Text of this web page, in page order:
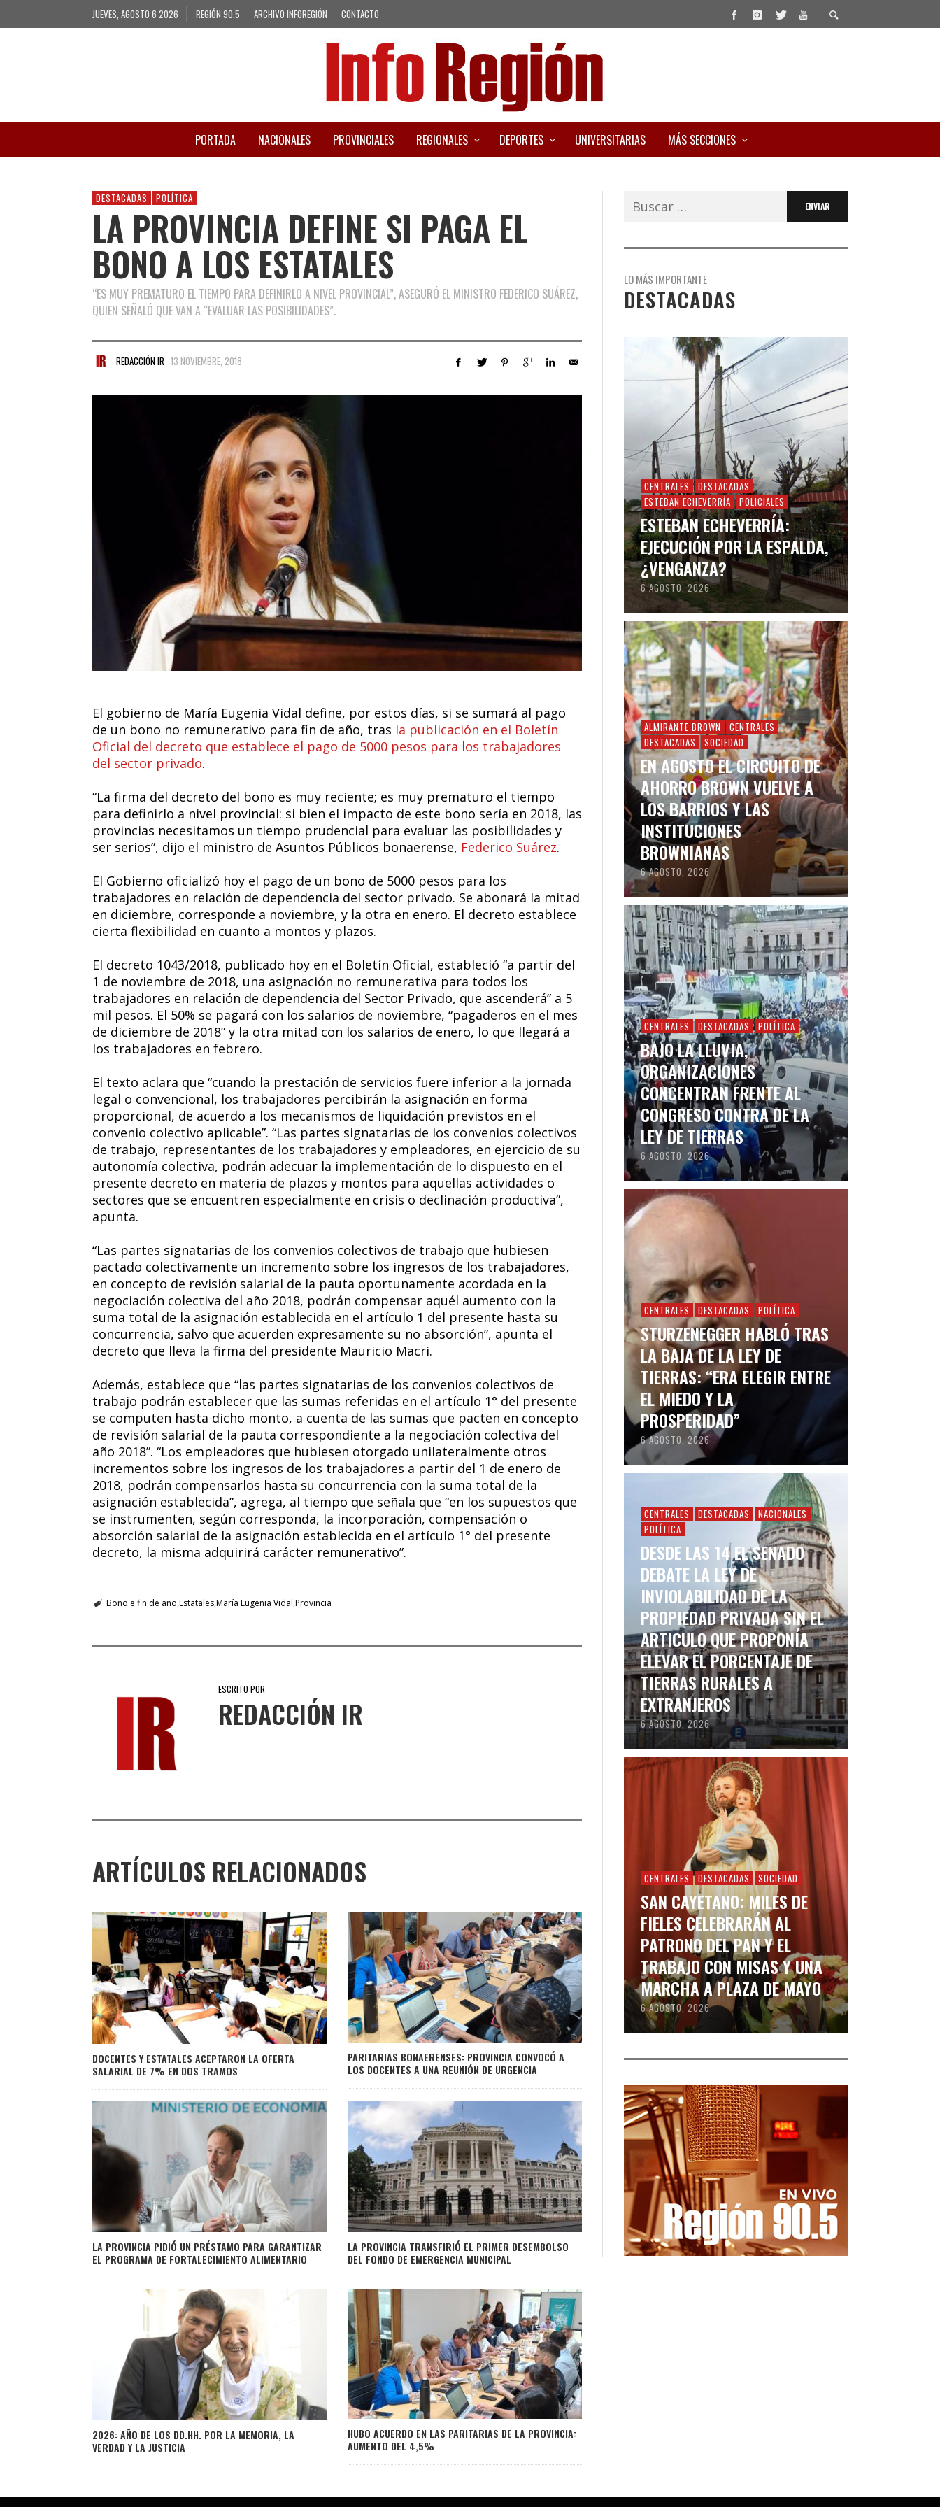
JUEVES, AGOSTO 6 2026 REGIÓN 90.5 ARCHIVO INFOREGIÓN CONTACTO
PORTADA NACIONALES PROVINCIALES REGIONALES DEPORTES UNIVERSITARIAS MÁS SECCIONES
DESTACADAS POLÍTICA
LA PROVINCIA DEFINE SI PAGA EL
BONO A LOS ESTATALES
“ES MUY PREMATURO EL TIEMPO PARA DEFINIRLO A NIVEL PROVINCIAL”, ASEGURÓ EL MINISTRO FEDERICO SUÁREZ,
QUIEN SEÑALÓ QUE VAN A “EVALUAR LAS POSIBILIDADES”.
REDACCIÓN IR 13 NOVIEMBRE, 2018
El gobierno de María Eugenia Vidal define, por estos días, si se sumará al pago
de un bono no remunerativo para fin de año, tras la publicación en el Boletín
Oficial del decreto que establece el pago de 5000 pesos para los trabajadores
del sector privado.
“La firma del decreto del bono es muy reciente; es muy prematuro el tiempo
para definirlo a nivel provincial: si bien el impacto de este bono sería en 2018, las
provincias necesitamos un tiempo prudencial para evaluar las posibilidades y
ser serios”, dijo el ministro de Asuntos Públicos bonaerense, Federico Suárez.
El Gobierno oficializó hoy el pago de un bono de 5000 pesos para los
trabajadores en relación de dependencia del sector privado. Se abonará la mitad
en diciembre, corresponde a noviembre, y la otra en enero. El decreto establece
cierta flexibilidad en cuanto a montos y plazos.
El decreto 1043/2018, publicado hoy en el Boletín Oficial, estableció “a partir del
1 de noviembre de 2018, una asignación no remunerativa para todos los
trabajadores en relación de dependencia del Sector Privado, que ascenderá” a 5
mil pesos. El 50% se pagará con los salarios de noviembre, “pagaderos en el mes
de diciembre de 2018” y la otra mitad con los salarios de enero, lo que llegará a
los trabajadores en febrero.
El texto aclara que “cuando la prestación de servicios fuere inferior a la jornada
legal o convencional, los trabajadores percibirán la asignación en forma
proporcional, de acuerdo a los mecanismos de liquidación previstos en el
convenio colectivo aplicable”. “Las partes signatarias de los convenios colectivos
de trabajo, representantes de los trabajadores y empleadores, en ejercicio de su
autonomía colectiva, podrán adecuar la implementación de lo dispuesto en el
presente decreto en materia de plazos y montos para aquellas actividades o
sectores que se encuentren especialmente en crisis o declinación productiva”,
apunta.
“Las partes signatarias de los convenios colectivos de trabajo que hubiesen
pactado colectivamente un incremento sobre los ingresos de los trabajadores,
en concepto de revisión salarial de la pauta oportunamente acordada en la
negociación colectiva del año 2018, podrán compensar aquél aumento con la
suma total de la asignación establecida en el artículo 1 del presente hasta su
concurrencia, salvo que acuerden expresamente su no absorción”, apunta el
decreto que lleva la firma del presidente Mauricio Macri.
Además, establece que “las partes signatarias de los convenios colectivos de
trabajo podrán establecer que las sumas referidas en el artículo 1° del presente
se computen hasta dicho monto, a cuenta de las sumas que pacten en concepto
de revisión salarial de la pauta correspondiente a la negociación colectiva del
año 2018”. “Los empleadores que hubiesen otorgado unilateralmente otros
incrementos sobre los ingresos de los trabajadores a partir del 1 de enero de
2018, podrán compensarlos hasta su concurrencia con la suma total de la
asignación establecida”, agrega, al tiempo que señala que “en los supuestos que
se instrumenten, según corresponda, la incorporación, compensación o
absorción salarial de la asignación establecida en el artículo 1° del presente
decreto, la misma adquirirá carácter remunerativo”.
Bono e fin de año EstatalesMaría Eugenia Vidal Provincia
ESCRITO POR
REDACCIÓN IR
ARTÍCULOS RELACIONADOS
DOCENTES Y ESTATALES ACEPTARON LA OFERTA
SALARIAL DE 7% EN DOS TRAMOS
PARITARIAS BONAERENSES: PROVINCIA CONVOCÓ A
LOS DOCENTES A UNA REUNIÓN DE URGENCIA
LA PROVINCIA PIDIÓ UN PRÉSTAMO PARA GARANTIZAR
EL PROGRAMA DE FORTALECIMIENTO ALIMENTARIO
LA PROVINCIA TRANSFIRIÓ EL PRIMER DESEMBOLSO
DEL FONDO DE EMERGENCIA MUNICIPAL
2026: AÑO DE LOS DD.HH. POR LA MEMORIA, LA
VERDAD Y LA JUSTICIA
HUBO ACUERDO EN LAS PARITARIAS DE LA PROVINCIA:
AUMENTO DEL 4,5%
Buscar:
LO MÁS IMPORTANTE
DESTACADAS
CENTRALES
DESTACADAS
ESTEBAN ECHEVERRÍA
POLICIALES
ESTEBAN ECHEVERRÍA:
EJECUCIÓN POR LA ESPALDA,
¿VENGANZA?
6 AGOSTO, 2026
ALMIRANTE BROWN
CENTRALES
DESTACADAS
SOCIEDAD
EN AGOSTO EL CIRCUITO DE
AHORRO BROWN VUELVE A
LOS BARRIOS Y LAS
INSTITUCIONES
BROWNIANAS
6 AGOSTO, 2026
CENTRALES DESTACADAS POLÍTICA
BAJO LA LLUVIA,
ORGANIZACIONES
CONCENTRAN FRENTE AL
CONGRESO CONTRA DE LA
LEY DE TIERRAS
6 AGOSTO, 2026
CENTRALES DESTACADAS POLÍTICA
STURZENEGGER HABLÓ TRAS
LA BAJA DE LA LEY DE
TIERRAS: “ERA ELEGIR ENTRE
EL MIEDO Y LA
PROSPERIDAD”
6 AGOSTO, 2026
CENTRALES DESTACADAS
NACIONALES
POLÍTICA
DESDE LAS 14 EL SENADO
DEBATE LA LEY DE
INVIOLABILIDAD DE LA
PROPIEDAD PRIVADA SIN EL
ARTICULO QUE PROPONÍA
ELEVAR EL PORCENTAJE DE
TIERRAS RURALES A
EXTRANJEROS
6 AGOSTO, 2026
CENTRALES DESTACADAS SOCIEDAD
SAN CAYETANO: MILES DE
FIELES CELEBRARÁN AL
PATRONO DEL PAN Y EL
TRABAJO CON MISAS Y UNA
MARCHA A PLAZA DE MAYO
6 AGOSTO, 2026